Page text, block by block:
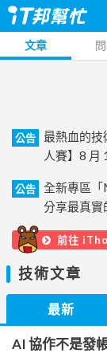
文章
公告
最熱血的技
人賽】8 月
公告
全新專區「
分享最真實
前往
技術文章
最新
AI 協作不是發